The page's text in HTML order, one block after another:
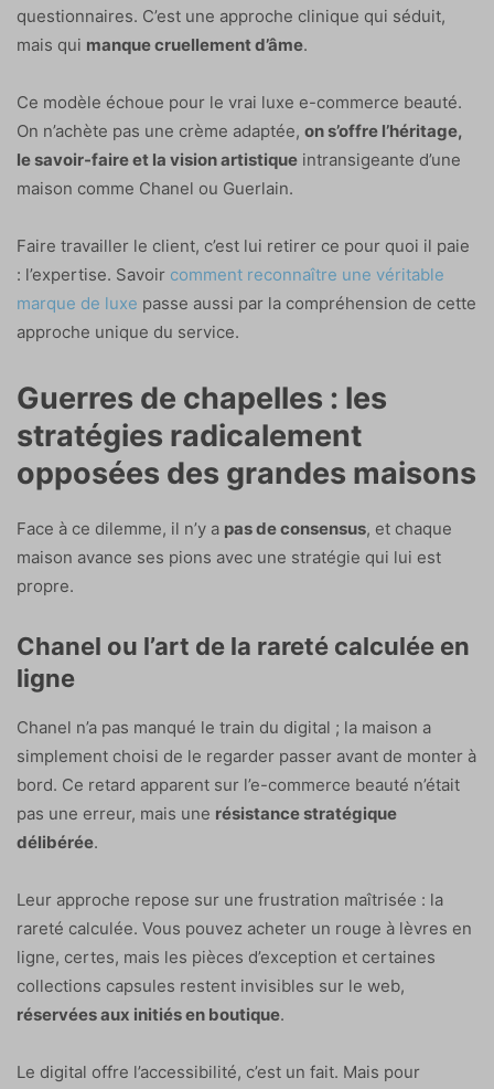
questionnaires. C’est une approche clinique qui séduit,
mais qui manque cruellement d’âme.
Ce modèle échoue pour le vrai luxe e-commerce beauté.
On n’achète pas une crème adaptée, on s’offre l’héritage,
le savoir-faire et la vision artistique intransigeante d’une
maison comme Chanel ou Guerlain.
Faire travailler le client, c’est lui retirer ce pour quoi il paie
: l’expertise. Savoir comment reconnaître une véritable
marque de luxe passe aussi par la compréhension de cette
approche unique du service.
Guerres de chapelles : les
stratégies radicalement
opposées des grandes maisons
Face à ce dilemme, il n’y a pas de consensus, et chaque
maison avance ses pions avec une stratégie qui lui est
propre.
Chanel ou l’art de la rareté calculée en
ligne
Chanel n’a pas manqué le train du digital ; la maison a
simplement choisi de le regarder passer avant de monter à
bord. Ce retard apparent sur l’e-commerce beauté n’était
pas une erreur, mais une résistance stratégique
délibérée.
Leur approche repose sur une frustration maîtrisée : la
rareté calculée. Vous pouvez acheter un rouge à lèvres en
ligne, certes, mais les pièces d’exception et certaines
collections capsules restent invisibles sur le web,
réservées aux initiés en boutique.
Le digital offre l’accessibilité, c’est un fait. Mais pour